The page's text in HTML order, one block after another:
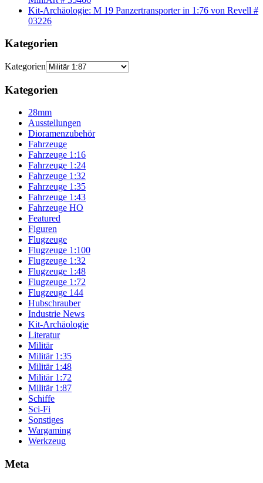
Kit-Archäologie: M 19 Panzertransporter in 1:76 von Revell #
03226
Kategorien
Kategorien
Kategorien
28mm
Ausstellungen
Dioramenzubehör
Fahrzeuge
Fahrzeuge 1:16
Fahrzeuge 1:24
Fahrzeuge 1:32
Fahrzeuge 1:35
Fahrzeuge 1:43
Fahrzeuge HO
Featured
Figuren
Flugzeuge
Flugzeuge 1:100
Flugzeuge 1:32
Flugzeuge 1:48
Flugzeuge 1:72
Flugzeuge 144
Hubschrauber
Industrie News
Kit-Archäologie
Literatur
Militär
Militär 1:35
Militär 1:48
Militär 1:72
Militär 1:87
Schiffe
Sci-Fi
Sonstiges
Wargaming
Werkzeug
Meta